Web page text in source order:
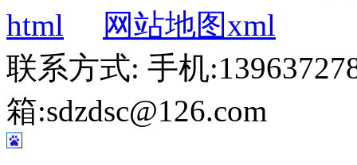
html
网站地图xml
联系方式: 手机
箱:sdzdsc@126.com